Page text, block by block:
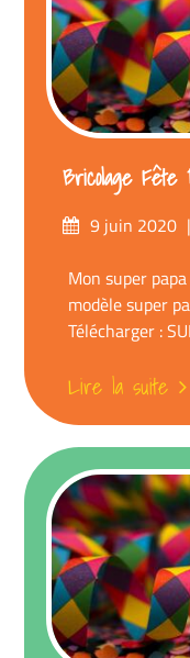
Bricolage
Posté9 juin 2020
Mon super
modèle super
Télécharger :
Lire la suite